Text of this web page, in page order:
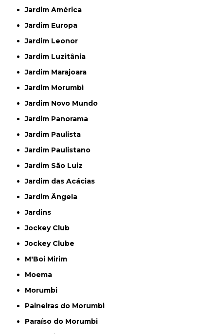
Jardim América
Jardim Europa
Jardim Leonor
Jardim Luzitânia
Jardim Marajoara
Jardim Morumbi
Jardim Novo Mundo
Jardim Panorama
Jardim Paulista
Jardim Paulistano
Jardim São Luiz
Jardim das Acácias
Jardim Ângela
Jardins
Jockey Club
Jockey Clube
M'Boi Mirim
Moema
Morumbi
Paineiras do Morumbi
Paraíso do Morumbi